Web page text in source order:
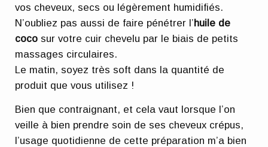
vos cheveux, secs ou légèrement humidifiés.
N’oubliez pas aussi de faire pénétrer l’ huile de
coco sur votre cuir chevelu par le biais de petits
massages circulaires.
Le matin, soyez très soft dans la quantité de
produit que vous utilisez !
Bien que contraignant, et cela vaut lorsque l’on
veille à bien prendre soin de ses cheveux crépus,
l’usage quotidienne de cette préparation m’a bien